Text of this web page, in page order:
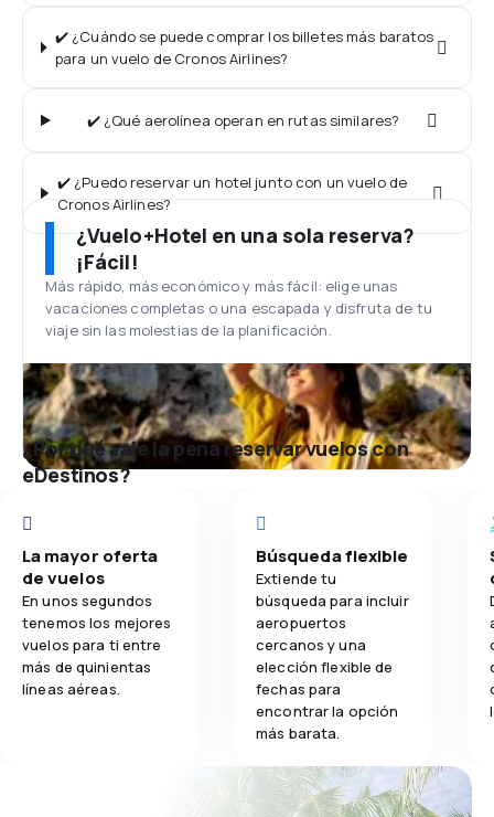
✔️ ¿Cuándo se puede comprar los billetes más baratos
para un vuelo de Cronos Airlines?
✔️ ¿Qué aerolínea operan en rutas similares?
✔️ ¿Puedo reservar un hotel junto con un vuelo de
Cronos Airlines?
¿Vuelo+Hotel en una sola reserva?
¡Fácil!
Más rápido, más económico y más fácil: elige unas
vacaciones completas o una escapada y disfruta de tu
viaje sin las molestias de la planificación.
¿Por qué vale la pena reservar vuelos con
eDestinos?
La mayor oferta
de vuelos
En unos segundos
tenemos los mejores
vuelos para ti entre
más de quinientas
líneas aéreas.
Búsqueda flexible
Extiende tu
búsqueda para incluir
aeropuertos
cercanos y una
elección flexible de
fechas para
encontrar la opción
más barata.